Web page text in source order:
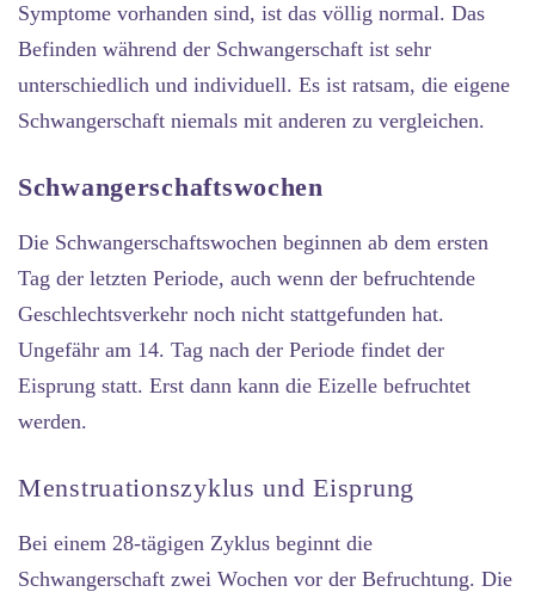
Symptome vorhanden sind, ist das völlig normal. Das
Befinden während der Schwangerschaft ist sehr
unterschiedlich und individuell. Es ist ratsam, die eigene
Schwangerschaft niemals mit anderen zu vergleichen.
Schwangerschaftswochen
Die Schwangerschaftswochen beginnen ab dem ersten
Tag der letzten Periode, auch wenn der befruchtende
Geschlechtsverkehr noch nicht stattgefunden hat.
Ungefähr am 14. Tag nach der Periode findet der
Eisprung statt. Erst dann kann die Eizelle befruchtet
werden.
Menstruationszyklus und Eisprung
Bei einem 28-tägigen Zyklus beginnt die
Schwangerschaft zwei Wochen vor der Befruchtung. Die